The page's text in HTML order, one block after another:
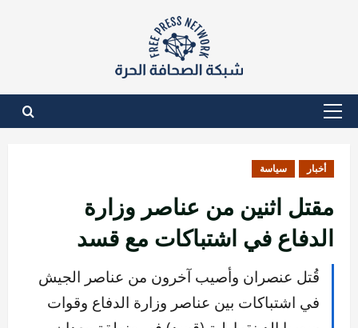
القائمة
أخبار سياسة
مقتل اثنين من عناصر وزارة
الدفاع في اشتباكات مع قسد
قُتل عنصران وأصيب آخرون من عناصر الجيش
في اشتباكات بين عناصر وزارة الدفاع وقوات